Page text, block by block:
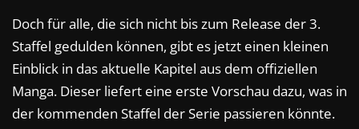
Doch für alle, die sich nicht bis zum Release der 3.
Staffel gedulden können, gibt es jetzt einen kleinen
Einblick in das aktuelle Kapitel aus dem offiziellen
Manga. Dieser liefert eine erste Vorschau dazu, was in
der kommenden Staffel der Serie passieren könnte.